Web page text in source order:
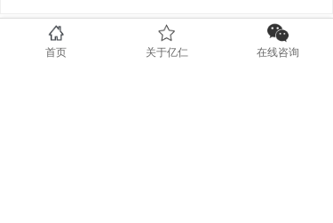
首页 关于亿仁 在线咨询